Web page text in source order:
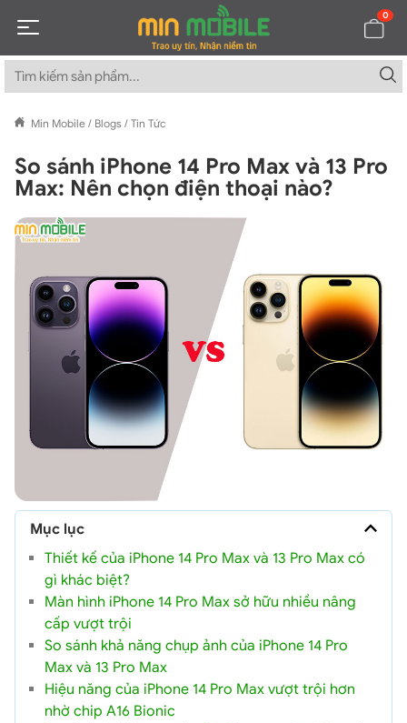
0
Min Mobile / Blogs / Tin Tức
So sánh iPhone 14 Pro Max và 13 Pro
Max: Nên chọn điện thoại nào?
Mục lục
Thiết kế của iPhone 14 Pro Max và 13 Pro Max có
gì khác biệt?
Màn hình iPhone 14 Pro Max sở hữu nhiều nâng
cấp vượt trội
So sánh khả năng chụp ảnh của iPhone 14 Pro
Max và 13 Pro Max
Hiệu năng của iPhone 14 Pro Max vượt trội hơn
nhờ chip A16 Bionic